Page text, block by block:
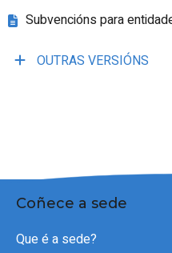
Subvencións para
OUTRAS VERSIÓNS
Coñece a sede
Que é a sede?